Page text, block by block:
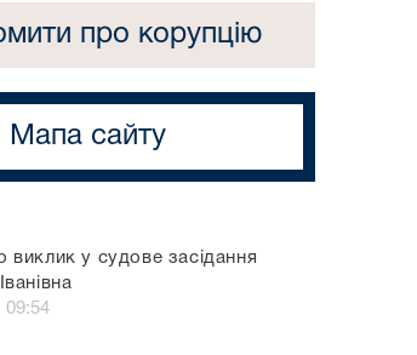
про корупцію
Мапа сайту
виклик у судове засідання
09:54